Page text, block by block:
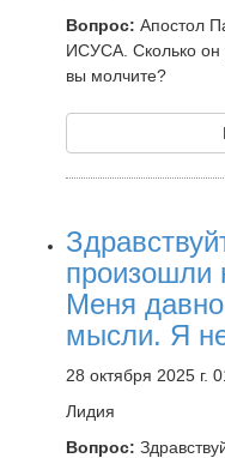
Вопрос: Апостол
ИСУСА. Сколько он
вы молчите?
произошли
Меня
мысли. Я
28 октября 2025 г.
Лидия
Вопрос: